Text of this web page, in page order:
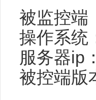
被监控端
操作系统
服务器ip
被控端版